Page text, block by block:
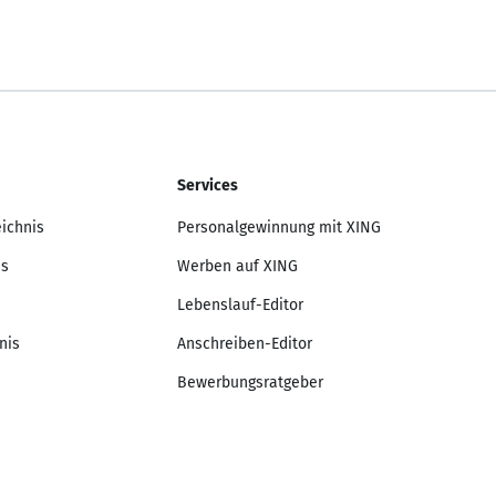
Services
Personalgewinnung mit XING
Werben auf XING
Lebenslauf-Editor
Anschreiben-Editor
Bewerbungsratgeber